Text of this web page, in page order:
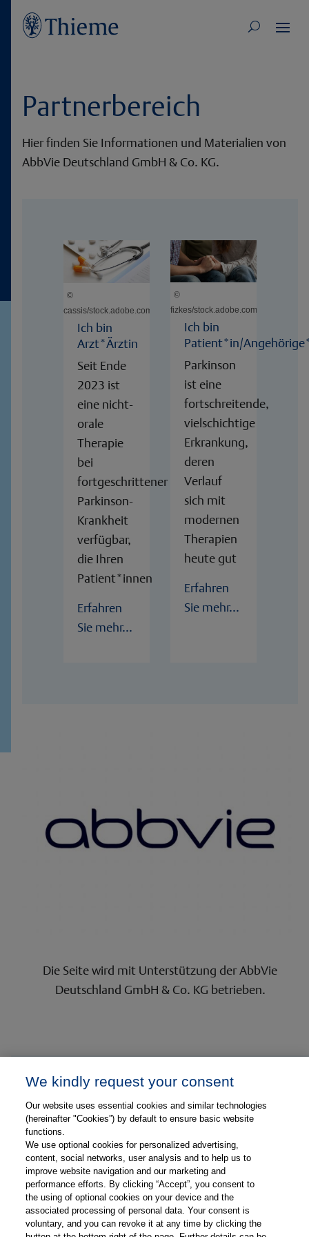
Partnerbereich
Hier finden Sie Informationen und Materialien von
AbbVie Deutschland GmbH & Co. KG.
©
cassis/stock.adobe.com
Ich bin
Arzt*Ärztin
Seit Ende
2023 ist
eine nicht-
orale
Therapie
bei
fortgeschrittener
Parkinson-
Krankheit
verfügbar,
die Ihren
Patient*innen
Erfahren
Sie mehr...
©
fizkes/stock.adobe.com
Ich bin
Patient*in/
Parkinson
ist eine
fortschreitende,
vielschichtige
Erkrankung,
deren
Verlauf
sich mit
modernen
Therapien
heute gut
Erfahren
Sie mehr...
Die Seite wird mit Unterstützung der AbbVie
Deutschland GmbH & Co. KG betrieben.
Gesponsert durch
We kindly request your consent
Our website uses essential cookies and similar technologies
(hereinafter "Cookies”) by default to ensure basic website
functions.
We use optional cookies for personalized advertising,
content, social networks, user analysis and to help us to
improve website navigation and our marketing and
performance efforts. By clicking “Accept”, you consent to
the using of optional cookies on your device and the
associated processing of personal data. Your consent is
voluntary, and you can revoke it at any time by clicking the